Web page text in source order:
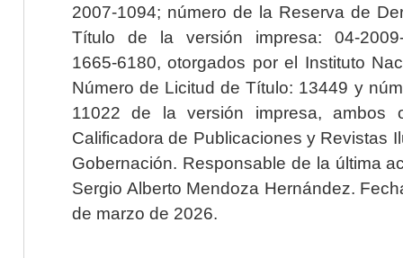
2007-1094; número de la Reserva de
Título de la versión impresa: 04-2009-
1665-6180, otorgados por el Instituto
Número de Licitud de Título: 13449 y
11022 de la versión impresa, ambos
Calificadora de Publicaciones y Revistas
Gobernación. Responsable de la última
Sergio Alberto Mendoza Hernández.
de marzo de 2026.